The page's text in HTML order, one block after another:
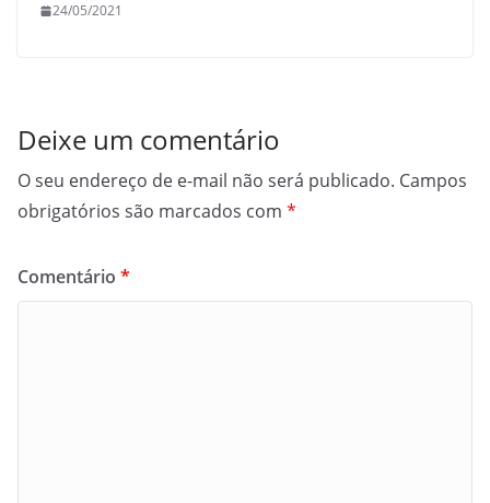
24/05/2021
Deixe um comentário
O seu endereço de e-mail não será publicado. Campos
obrigatórios são marcados com *
Comentário *